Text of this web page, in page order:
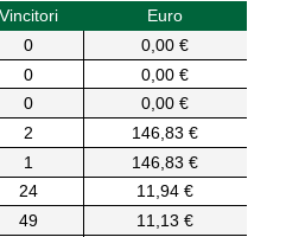
Vincitori
Euro
0
0,00 €
0
0,00 €
0
0,00 €
2
146,83 €
1
146,83 €
24
11,94 €
49
11,13 €